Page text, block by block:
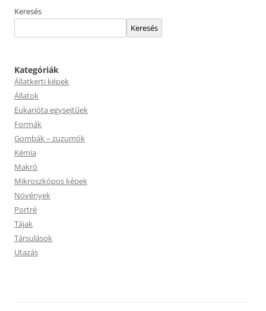
Keresés
Keresés
Kategóriák
Állatkerti képek
Állatok
Eukarióta egysejtűek
Formák
Gombák – zuzumók
Kémia
Makró
Mikroszkópos képek
Növények
Portré
Tájak
Társulások
Utazás